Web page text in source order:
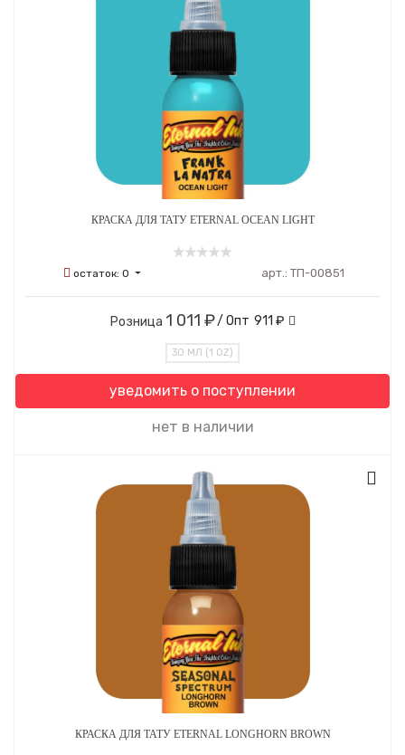
КРАСКА ДЛЯ ТАТУ ETERNAL OCEAN LIGHT
остаток: 0 арт.: ТП-00851
Розница 1 011 ₽/ Опт 911 ₽
30 МЛ (1 OZ)
уведомить о поступлении
нет в наличии
КРАСКА ДЛЯ ТАТУ ETERNAL LONGHORN BROWN